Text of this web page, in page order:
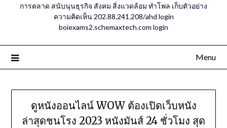
การตลาด สนับนุนธุรกิจ สังคม สิ่งแวดล้อม ทำโพล เก็บตัวอย่าง
ความคิดเห็น 202.88.241.208/ahd login
boiexams2.schemaxtech.com login
Menu
ดูหนังออนไลน์ WOW ต้องเปิดเว็บหนัง
ล่าสุดชนโรง 2023 หนังมันส์ 24 ชั่วโมง สุด